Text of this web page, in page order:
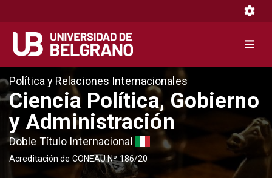
contenido
principal
Política y Relaciones Internacionales
Ciencia Política, Gobierno
y Administración
Doble Título Internacional
Acreditación de CONEAU Nº 186/20